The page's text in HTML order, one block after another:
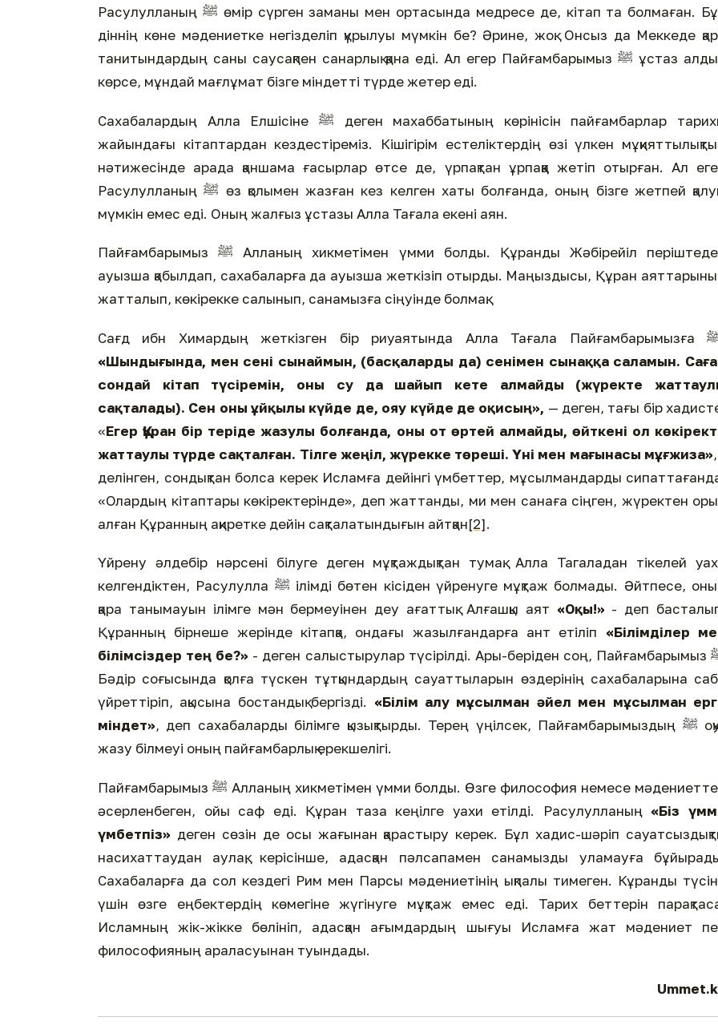
Расулулланың ﷺ өмір сүрген заманы мен ортасында медресе де, кітап та болмаған. Бұл
діннің көне мәдениетке негізделіп қүрылуы мүмкін бе? Әрине, жоқ. Онсыз да Меккеде
танитындардың саны саусақпен санарлық қана еді. Ал егер Пайғамбарымыз ﷺ ұстаз алдын
көрсе, мұндай мағлұмат бізге міндетті түрде жетер еді.
Сахабалардың Алла Елшісіне ﷺ деген махаббатының көрінісін пайғамбарлар тарихы
жайындағы кітаптардан кездестіреміз. Кішігірім естеліктердің өзі үлкен
нәтижесінде арада қаншама ғасырлар өтсе де, үрпақтан ұрпаққа жетіп отырған. Ал
Расулулланың ﷺ өз қолымен жазған кез келген хаты болғанда, оның бізге жетпей қалуы
мүмкін емес еді. Оның жалғыз ұстазы Алла Тағала екені аян.
Пайғамбарымыз ﷺ Алланың хикметімен үмми болды. Құранды Жәбірейіл періштеден
ауызша қабылдап, сахабаларға да ауызша жеткізіп отырды. Маңыздысы, Құран
жатталып, көкірекке салынып, санамызға сіңуінде болмақ.
«Шындығында, мен сені сынаймын, (басқаларды да) сенімен сынаққа саламын.
сондай кітап түсіремін, оны су да шайып кете алмайды (жүректе
сақталады). Сен оны ұйқылы күйде де, ояу күйде де оқисың», — деген, тағы бір
«Егер Құран бір теріде жазулы болғанда, оны от өртей алмайды, өйткені ол
жаттаулы түрде сақталған. Тілге жеңіл, жүрекке төреші. Үні мен мағынасы мұғжиза»
делінген, сондықтан болса керек Исламға дейінгі үмбеттер, мұсылмандарды
«Олардың кітаптары көкіректерінде», деп жаттанды, ми мен санаға сіңген, жүректен
алған Құранның ақиретке дейін сақталатындығын айтқан[2].
Үйрену әлдебір нәрсені білуге деген мұқтаждықтан тумақ. Алла Тагаладан тікелей
келгендіктен, Расулулла ﷺ ілімді бөтен кісіден үйренуге мұқтаж болмады. Әйтпесе, оның
қара танымауын ілімге мән бермеуінен деу ағаттық. Алғашқы аят «Оқы!» - деп
Құранның бірнеше жерінде кітапқа, ондағы жазылғандарға ант етіліп «Білімділер
білімсіздер тең бе?» - деген салыстырулар түсірілді. Ары-беріден соң, Пайғамбарымыз ﷺ
Бәдір соғысында қолға түскен тұтқындардың сауаттыларын өздерінің сахабаларына
үйреттіріп, ақысына бостандық бергізді. «Білім алу мұсылман әйел мен мұсылман
міндет», деп сахабаларды білімге қызықтырды. Терең үңілсек, Пайғамбарымыздың ﷺ оқу-
жазу білмеуі оның пайғамбарлық ерекшелігі.
Пайғамбарымыз ﷺ Алланың хикметімен үмми болды. Өзге философия немесе мәдениеттен
әсерленбеген, ойы саф еді. Құран таза кеңілге уахи етілді. Расулулланың «Біз
үмбетпіз» деген сөзін де осы жағынан қарастыру керек. Бұл хадис-шәріп
насихаттаудан аулақ, керісінше, адасқан пәлсапамен санамызды уламауға
Сахабаларға да сол кездегі Рим мен Парсы мәдениетінің ықпалы тимеген. Кұранды
үшін өзге еңбектердің көмегіне жүгінуге мұқтаж емес еді. Тарих беттерін
Исламның жік-жікке бөлініп, адасқан ағымдардың шығуы Исламға жат мәдениет
философияның араласуынан туындады.